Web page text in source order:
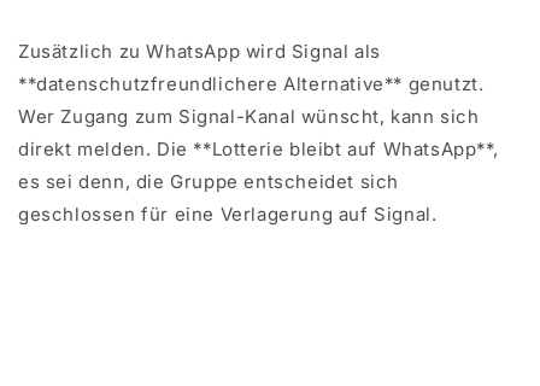
Zusätzlich zu WhatsApp wird Signal als
**datenschutzfreundlichere Alternative** genutzt.
Wer Zugang zum Signal-Kanal wünscht, kann sich
direkt melden. Die **Lotterie bleibt auf WhatsApp**,
es sei denn, die Gruppe entscheidet sich
geschlossen für eine Verlagerung auf Signal.